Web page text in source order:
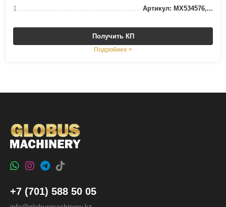
1 Артикул: MX534576,...
Получить КП
Подробнее >
+7 (701) 588 50 05